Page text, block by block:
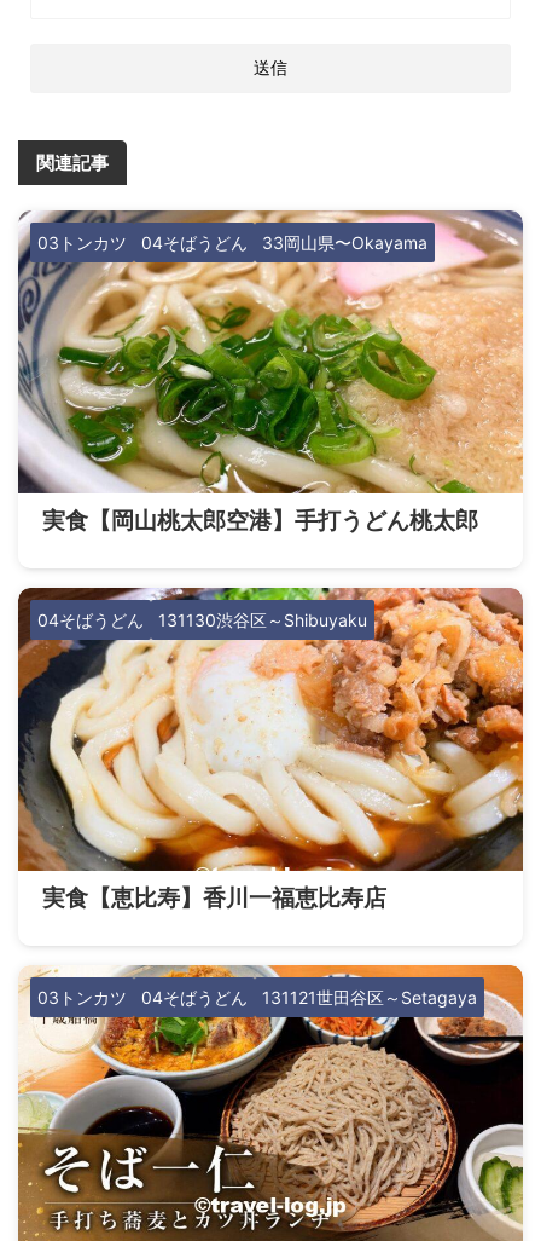
関連記事
03トンカツ 04そばうどん 33岡山県〜Okayama
実食【岡山桃太郎空港】手打うどん桃太郎
04そばうどん 131130渋谷区～Shibuyaku
実食【恵比寿】香川一福恵比寿店
03トンカツ 04そばうどん 131121世田谷区～Setagaya